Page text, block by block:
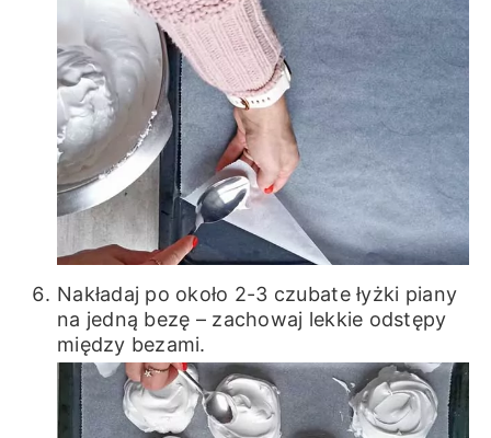
Nakładaj po około 2-3 czubate łyżki piany
na jedną bezę – zachowaj lekkie odstępy
między bezami.